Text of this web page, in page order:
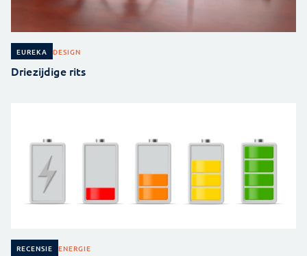
EUREKA DESIGN
Driezijdige rits
RECENSIE ENERGIE